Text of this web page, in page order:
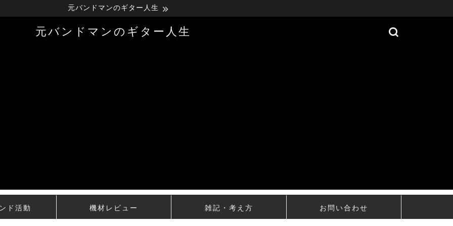
元バンドマンのギター人生
元バンドマンのギター人生
ド活動 機材レビュー 雑記・考え方 お問い合わせ